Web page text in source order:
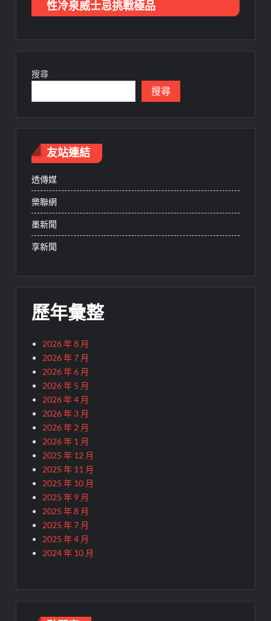
性冷泉威士忌挑戰極品
搜尋
搜尋
友站連結
透傳媒
樂聯網
墨新聞
享新聞
歷年彙整
2026 年 8 月
2026 年 7 月
2026 年 6 月
2026 年 5 月
2026 年 4 月
2026 年 3 月
2026 年 2 月
2026 年 1 月
2025 年 12 月
2025 年 11 月
2025 年 10 月
2025 年 9 月
2025 年 8 月
2025 年 7 月
2025 年 4 月
2024 年 10 月